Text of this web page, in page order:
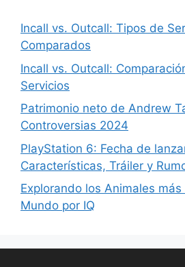
Incall vs. Outcall: Tipos de
Comparados
Incall vs. Outcall:
Servicios
Patrimonio neto de Andrew
Controversias 2024
PlayStation 6: Fecha de
Características, Tráiler y
Explorando los Animales
Mundo por IQ